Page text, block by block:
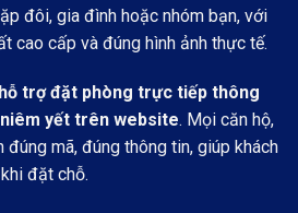
đôi, gia đình hoặc nhóm bạn, với
cao cấp và đúng hình ảnh thực tế.
trợ đặt phòng trực tiếp thông
yết trên website. Mọi căn hộ,
mã, đúng thông tin, giúp khách
đặt chỗ.